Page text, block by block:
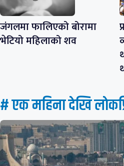
जंगलमा फालिएको बोरामा
भेटियो महिलाको शव
# एक महिना देखि